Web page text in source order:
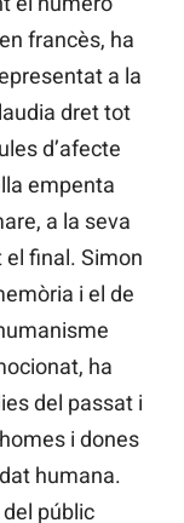
francès, ha
a la
dret tot
d’afecte
empenta
a la seva
el final. Simon
i el de
ha
del passat i
i dones
humana.
públic